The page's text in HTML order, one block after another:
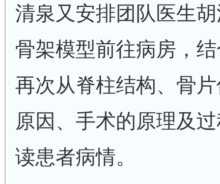
清泉又安排团队医生
骨架模型前往病房，
再次从脊柱结构、骨
原因、手术的原理及
读患者病情。